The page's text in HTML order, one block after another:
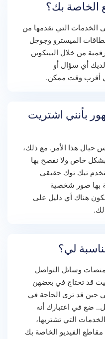
الخاصة بك؟
الخدمات التي نقدمها من
الميسترو وجوجل
من خلال البيتكوين
أي سؤال أو
أقرب وقت ممكن.
بأنني اشتريت
حيال هذا الأمر. مع ذلك،
خاص ولا نفصح بها
تيك توك حقيقي
بها صور شخصية
هناك أي دليل على
لي؟
وسائل التواصل
قد تحتاج في بعضهن
حين قد ترى الحاجة في
ضع في اعتبارك أنه
التي تشتريها،
الفيديو الخاصة بك